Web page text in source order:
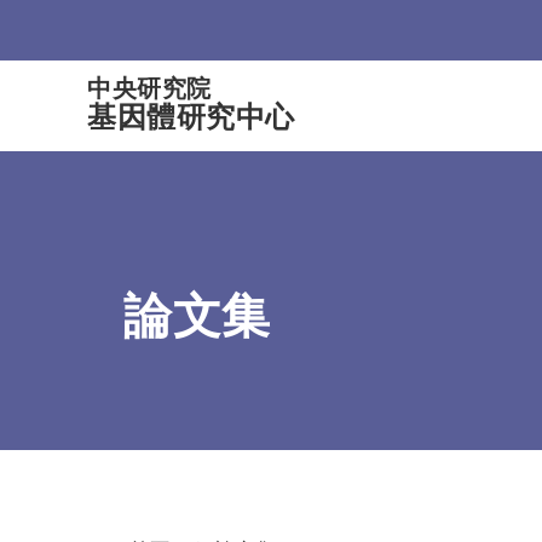
中央研究院
基因體研究中心
論文集